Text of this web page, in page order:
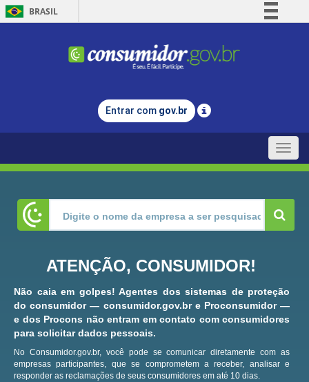
BRASIL
Comunica BR
Legislação
Entrar com gov.br
Toggle
ATENÇÃO, CONSUMIDOR!
Não caia em golpes! Agentes dos sistemas de proteção
do consumidor — consumidor.gov.br e Proconsumidor —
e dos Procons não entram em contato com consumidores
para solicitar dados pessoais.
No Consumidor.gov.br, você pode se comunicar diretamente com as
empresas participantes, que se comprometem a receber, analisar e
responder as reclamações de seus consumidores em até 10 dias.